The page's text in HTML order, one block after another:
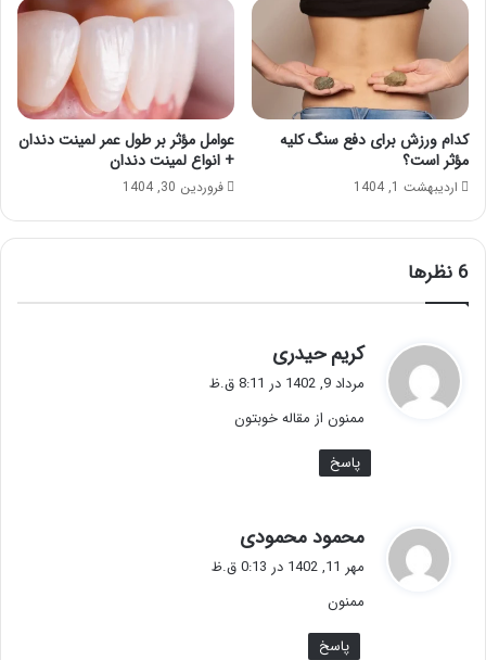
کدام ورزش برای دفع سنگ کلیه
مؤثر است؟
اردیبهشت 1, 1404
عوامل مؤثر بر طول عمر لمینت دندان
+ انواع لمینت دندان
فروردین 30, 1404
‫6 نظرها
کریم حیدری
ت
:
مرداد 9, 1402 در 8:11 ق.ظ
ممنون از مقاله خوبتون
پاسخ
محمود محمودی
ف
ت
مهر 11, 1402 در 0:13 ق.ظ
ممنون
پاسخ